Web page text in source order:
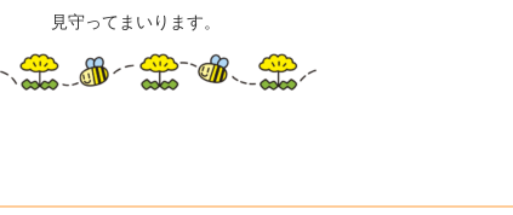
見守ってまいります。